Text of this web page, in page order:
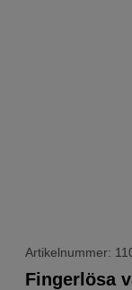
Artikelnummer:
Fingerlösa